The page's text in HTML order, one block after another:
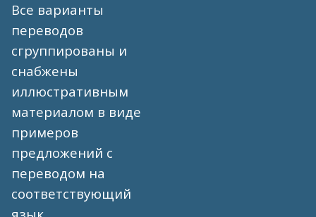
Все варианты
переводов
сгруппированы и
снабжены
иллюстративным
материалом в виде
примеров
предложений с
переводом на
соответствующий